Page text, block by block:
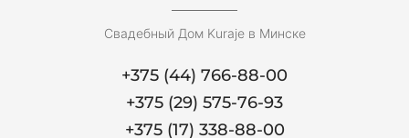
+375 (44) 766-88-00
+375 (29) 575-76-93
+375 (17) 338-88-00
Свадебный Дом Kuraje в Минске